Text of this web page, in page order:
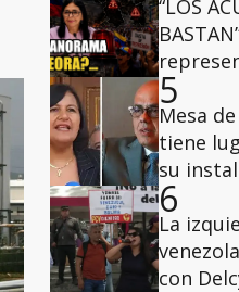
cárcel
“LOS
5
Mesa
tiene
su
6
La
con